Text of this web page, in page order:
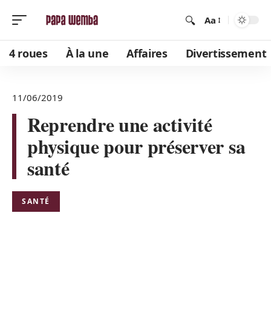
Aa
4 roues À la une Affaires Divertissement
11/06/2019
Reprendre une activité
physique pour préserver sa
santé
SANTÉ